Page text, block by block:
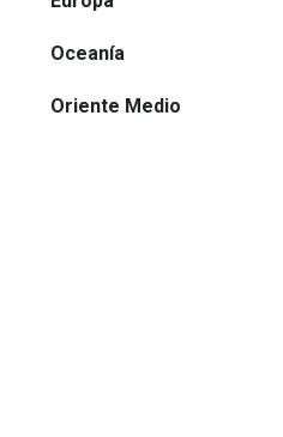
Oceanía
Oriente Medio